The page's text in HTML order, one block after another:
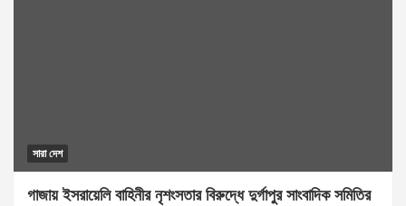
সারা দেশ
গাজায় ইসরায়েলি বাহিনীর নৃশংসতার বিরুদ্ধে দুর্গাপুর সাংবাদিক সমিতির